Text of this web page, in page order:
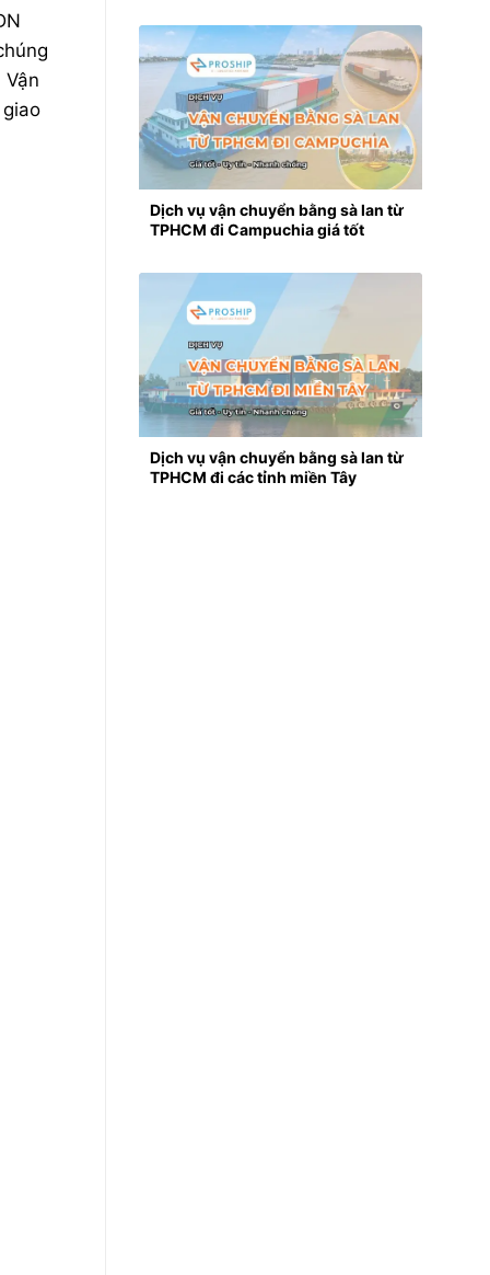
Dịch vụ vận chuyển bằng sà lan từ
TPHCM đi Campuchia giá tốt
Dịch vụ vận chuyển bằng sà lan từ
TPHCM đi các tỉnh miền Tây